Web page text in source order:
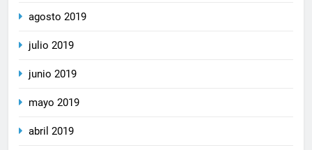
agosto 2019
julio 2019
junio 2019
mayo 2019
abril 2019